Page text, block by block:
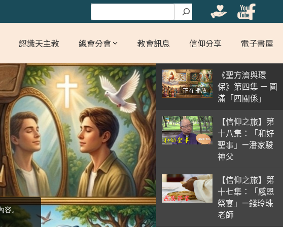
搜尋
認識天主教 總會分會 教會訊息 信仰分享 電子書屋
正在播放
《聖方濟與環
保》第四集 — 圓
滿「四關係」
【信仰之旅】第
十八集：「和好
聖事」—潘家駿
神父
【信仰之旅】第
十七集：「感恩
祭宴」—錢玲珠
老師